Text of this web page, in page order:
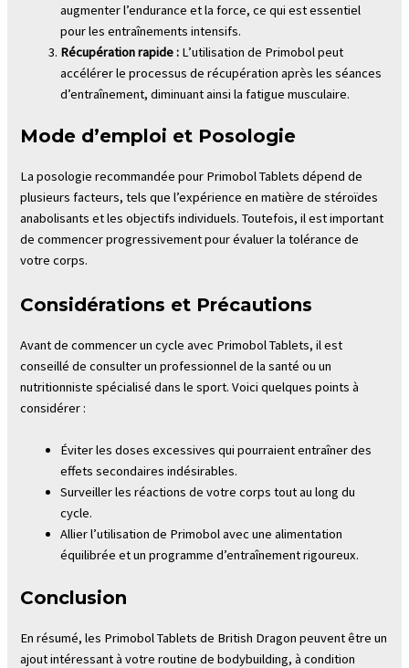
augmenter l’endurance et la force, ce qui est essentiel
pour les entraînements intensifs.
Récupération rapide : L’utilisation de Primobol peut
accélérer le processus de récupération après les séances
d’entraînement, diminuant ainsi la fatigue musculaire.
Mode d’emploi et Posologie
La posologie recommandée pour Primobol Tablets dépend de
plusieurs facteurs, tels que l’expérience en matière de stéroïdes
anabolisants et les objectifs individuels. Toutefois, il est important
de commencer progressivement pour évaluer la tolérance de
votre corps.
Considérations et Précautions
Avant de commencer un cycle avec Primobol Tablets, il est
conseillé de consulter un professionnel de la santé ou un
nutritionniste spécialisé dans le sport. Voici quelques points à
considérer :
Éviter les doses excessives qui pourraient entraîner des
effets secondaires indésirables.
Surveiller les réactions de votre corps tout au long du
cycle.
Allier l’utilisation de Primobol avec une alimentation
équilibrée et un programme d’entraînement rigoureux.
Conclusion
En résumé, les Primobol Tablets de British Dragon peuvent être un
ajout intéressant à votre routine de bodybuilding, à condition